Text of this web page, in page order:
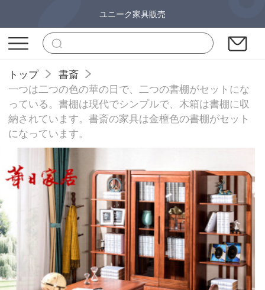
ユニーク家具販売
トップ
書斎
一つは二つの色の華の日で、二つの書棚がセットにな
っている。書棚は現代でシンプルで、木箱は書棚に収
納されています。書斎の家具は金檀色の書棚がセット
になっています。